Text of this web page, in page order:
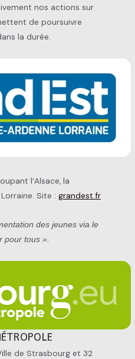
nos actions sur
de poursuivre
la durée.
l’Alsace, la
Site :grandest.fr
des jeunes via le
pour tous ».
de Strasbourg et 32